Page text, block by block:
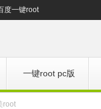
度一键root
一键root pc版
root